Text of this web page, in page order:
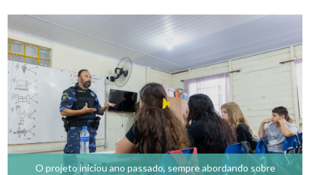
O projeto iniciou ano passado, sempre abordando sobre